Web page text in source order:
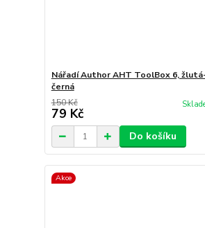
Nářadí Author AHT ToolBox 6,
černá
150 Kč
79 Kč
Do košíku
Akce